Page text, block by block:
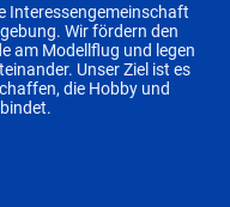
Interessengemeinschaft
Wir fördern den
am Modellflug und legen
Unser Ziel ist es
die Hobby und